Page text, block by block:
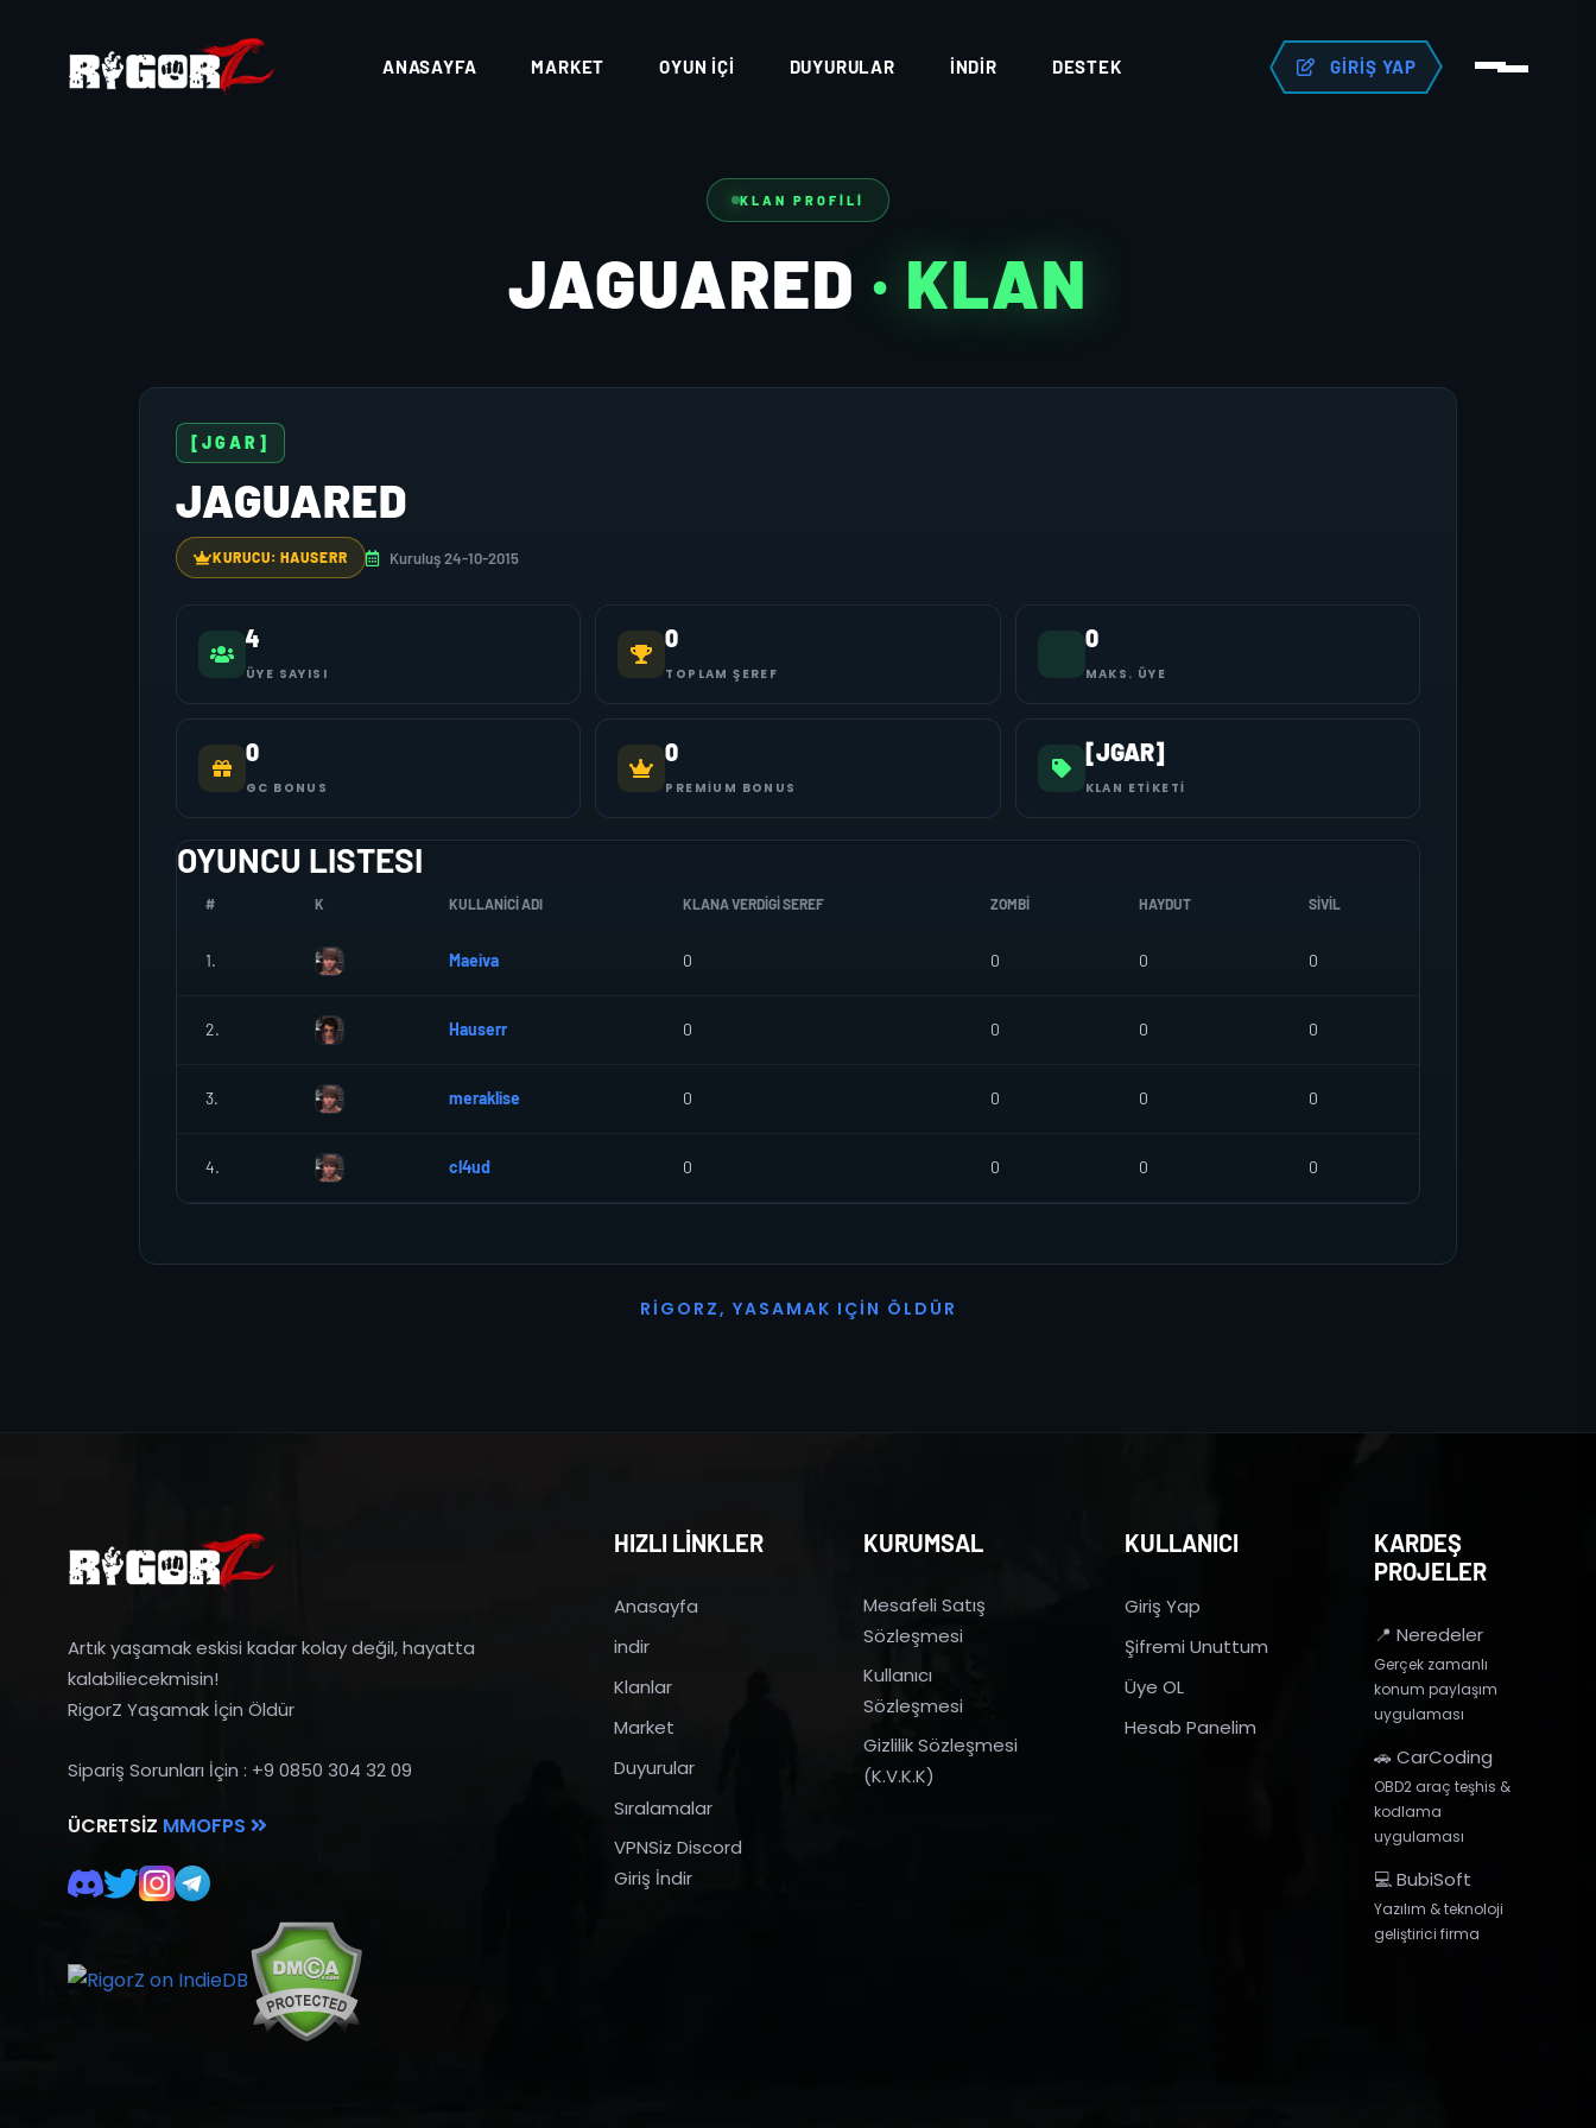
ANASAYFA MARKET OYUN İÇI DUYURULAR İNDIR DESTEK GIRIŞ YAP
KLAN PROFILI
JAGUARED · KLAN
[JGAR]
JAGUARED
KURUCU: HAUSERR Kuruluş 24-10-2015
4
ÜYE SAYISI
0
TOPLAM ŞEREF
0
MAKS. ÜYE
0
GC BONUS
0
PREMIUM BONUS
[JGAR]
KLAN ETIKETI
OYUNCU LISTESI
# K KULLANICI ADI KLANA VERDIGI SEREF ZOMBI HAYDUT SIVIL
1. Maeiva 0 0 0 0
2. Hauserr 0 0 0 0
3. meraklise 0 0 0 0
4. cl4ud 0 0 0 0
R I G O R Z, YASAMAK I ÇI N Ö L D Ü R
Artık yaşamak eskisi kadar kolay değil, hayatta
kalabiliecekmisin!
RigorZ Yaşamak İçin Öldür
Sipariş Sorunları İçin : +9 0850 304 32 09
ÜCRETSIZ MMOFPS
HIZLI LİNKLER
Anasayfa
indir
Klanlar
Market
Duyurular
Sıralamalar
VPNSiz Discord
Giriş İndir
KURUMSAL
Mesafeli Satış
Sözleşmesi
Kullanıcı
Sözleşmesi
Gizlilik Sözleşmesi
(K.V.K.K)
KULLANICI
Giriş Yap
Şifremi Unuttum
Üye OL
Hesab Panelim
KARDEŞ
PROJELER
📍 Neredeler
Gerçek zamanlı
konum paylaşım
uygulaması
🚗 CarCoding
OBD2 araç teşhis &
kodlama
uygulaması
💻 BubiSoft
Yazılım & teknoloji
geliştirici firma